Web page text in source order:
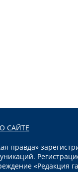
О САЙТЕ
правда»
«Редакция